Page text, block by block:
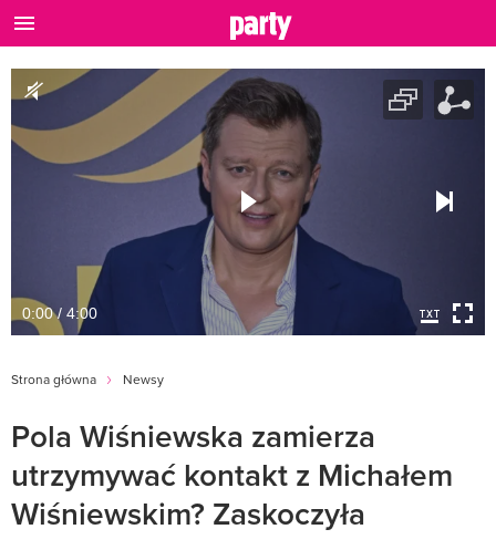
0:00 / 4:00
Strona główna Newsy
Pola Wiśniewska zamierza
utrzymywać kontakt z Michałem
Wiśniewskim? Zaskoczyła